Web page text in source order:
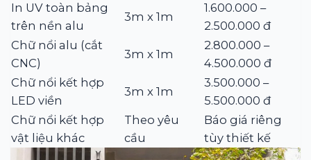
In UV toàn bảng
trên nền alu
3m x 1m
1.600.000 –
2.500.000 đ
Chữ nổi alu (cắt
CNC)
3m x 1m
2.800.000 –
4.500.000 đ
Chữ nổi kết hợp
LED viền
3m x 1m
3.500.000 –
5.500.000 đ
Chữ nổi kết hợp
vật liệu khác
Theo yêu
cầu
Báo giá riêng
tùy thiết kế